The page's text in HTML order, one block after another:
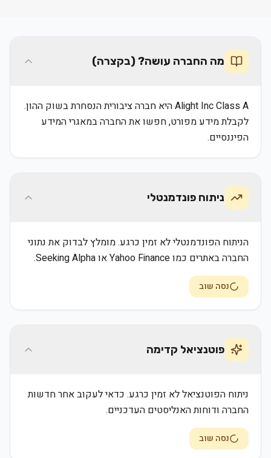
מה החברה עושה? (בקצרה)
Alight Inc Class A היא חברה ציבורית הנסחרת בשוק ההון.
לקבלת מידע מפורט, חפשו את החברה במאגרי המידע
הפיננסיים.
ניתוח פונדמנטלי
הניתוח הפונדמנטלי לא זמין כרגע. מומלץ לבדוק את נתוני
החברה באתרים כמו Yahoo Finance או Seeking Alpha.
נסה שוב
פוטנציאל קדימה
ניתוח הפוטנציאל לא זמין כרגע. כדאי לעקוב אחר חדשות
החברה ודוחות האנליסטים העדכניים.
נסה שוב